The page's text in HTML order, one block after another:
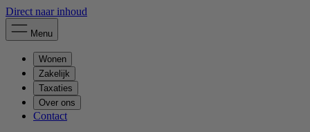
Direct naar inhoud
Menu
Wonen
Zakelijk
Taxaties
Over ons
Contact